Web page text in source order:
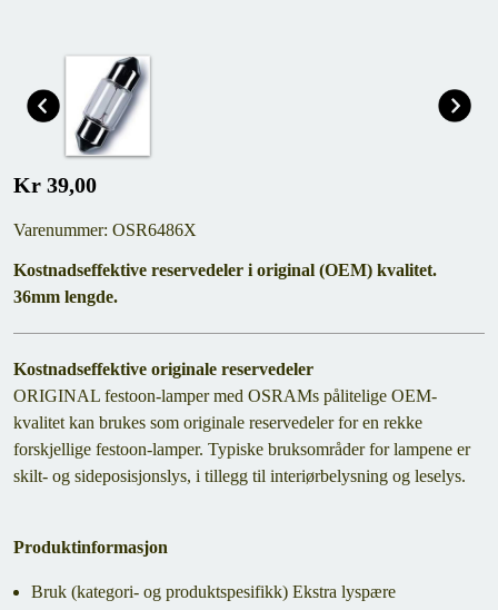
Kr 39,00
Varenummer: OSR6486X
Kostnadseffektive reservedeler i original (OEM) kvalitet.
36mm lengde.
Kostnadseffektive originale reservedeler
ORIGINAL festoon-lamper med OSRAMs pålitelige OEM-
kvalitet kan brukes som originale reservedeler for en rekke
forskjellige festoon-lamper. Typiske bruksområder for lampene er
skilt- og sideposisjonslys, i tillegg til interiørbelysning og leselys.
Produktinformasjon
Bruk (kategori- og produktspesifikk) Ekstra lyspære